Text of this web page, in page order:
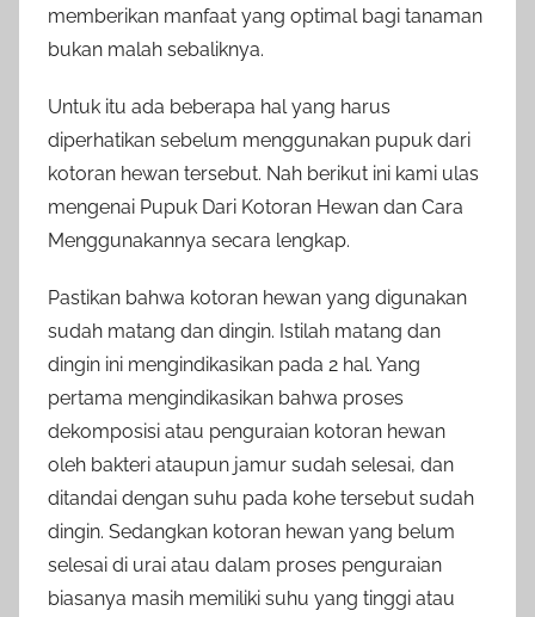
memberikan manfaat yang optimal bagi tanaman
bukan malah sebaliknya.
Untuk itu ada beberapa hal yang harus
diperhatikan sebelum menggunakan pupuk dari
kotoran hewan tersebut. Nah berikut ini kami ulas
mengenai Pupuk Dari Kotoran Hewan dan Cara
Menggunakannya secara lengkap.
Pastikan bahwa kotoran hewan yang digunakan
sudah matang dan dingin. Istilah matang dan
dingin ini mengindikasikan pada 2 hal. Yang
pertama mengindikasikan bahwa proses
dekomposisi atau penguraian kotoran hewan
oleh bakteri ataupun jamur sudah selesai, dan
ditandai dengan suhu pada kohe tersebut sudah
dingin. Sedangkan kotoran hewan yang belum
selesai di urai atau dalam proses penguraian
biasanya masih memiliki suhu yang tinggi atau